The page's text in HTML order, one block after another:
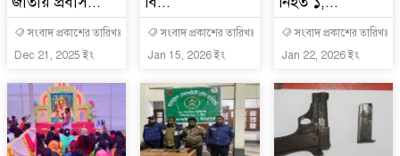
সংবাদ প্রকাশের তারিখঃ
Dec 21, 2025 ইং
সংবাদ প্রকাশের তারিখঃ
Jan 15, 2026 ইং
সংবাদ প্রকাশের তারিখঃ
Jan 22, 2026 ইং